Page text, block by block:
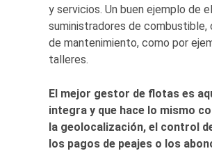
y servicios. Un buen ejemplo de
suministradores de combustible,
de mantenimiento, como por
talleres.
El mejor gestor de flotas es
integra y que hace lo mismo
la geolocalización, el control
los pagos de peajes o los